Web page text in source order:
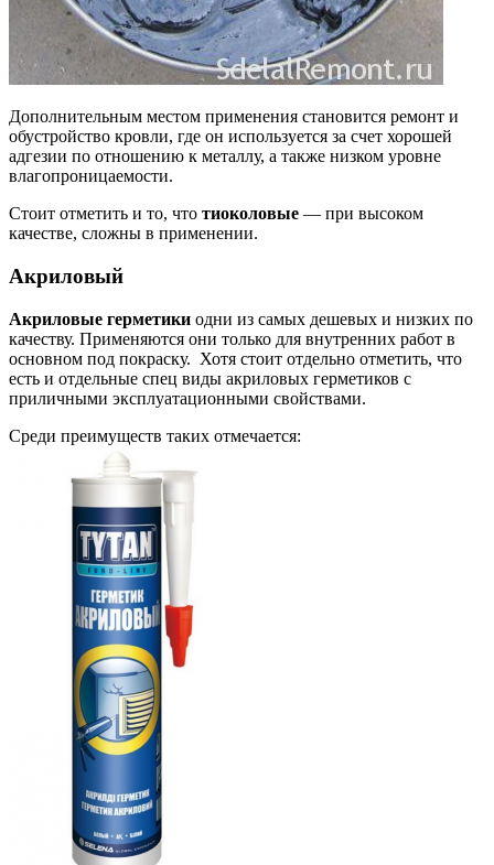
Дополнительным местом применения становится ремонт и
обустройство кровли, где он используется за счет хорошей
адгезии по отношению к металлу, а также низком уровне
влагопроницаемости.
Стоит отметить и то, что тиоколовые — при высоком
качестве, сложны в применении.
Акриловый
Акриловые герметики одни из самых дешевых и низких по
качеству. Применяются они только для внутренних работ в
основном под покраску. Хотя стоит отдельно отметить, что
есть и отдельные спец виды акриловых герметиков с
приличными эксплуатационными свойствами.
Среди преимуществ таких отмечается: